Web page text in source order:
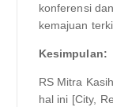
konferensi
kemajuan
Kesimpulan:
RS Mitra
hal ini [City,